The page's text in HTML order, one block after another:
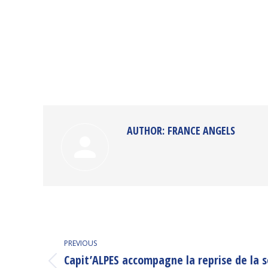
AUTHOR: FRANCE ANGELS
POST
NAVIGATION
PREVIOUS
Capit’ALPES accompagne la reprise de